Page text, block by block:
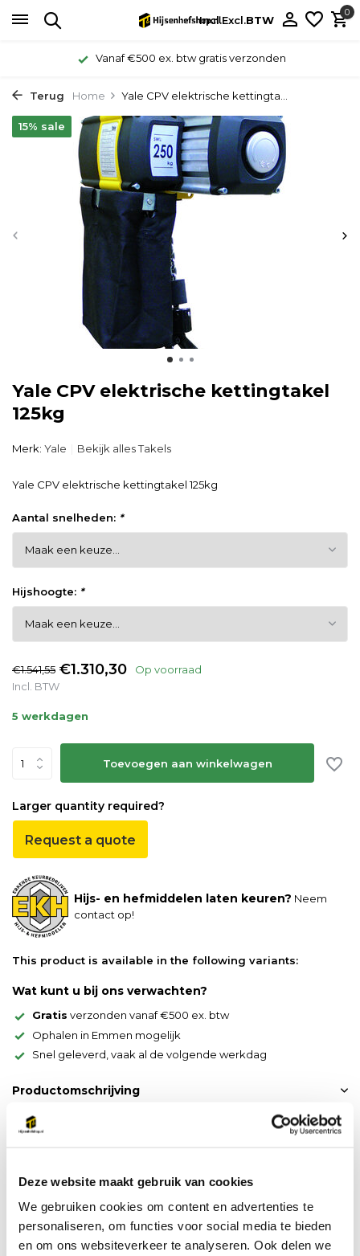
Deze website maakt gebruik van cookies
We gebruiken cookies om content en advertenties te
personaliseren, om functies voor social media te bieden
en om ons websiteverkeer te analyseren. Ook delen we
Incl.Excl.BTW
0
Vanaf €500 ex. btw gratis verzonden
Terug Home Yale CPV elektrische kettingta...
Yale CPV elektrische kettingtakel
125kg
15% sale
Merk: Yale Bekijk alles Takels
Yale CPV elektrische kettingtakel 125kg
Aantal snelheden: *
Hijshoogte: *
€1.541,55 €1.310,30
Op voorraad
Incl. BTW
5 werkdagen
Toevoegen aan winkelwagen
Larger quantity required?
Request a quote
Hijs- en hefmiddelen laten keuren? Neem
contact op!
This product is available in the following variants:
Wat kunt u bij ons verwachten?
Gratis verzonden vanaf €500 ex. btw
Ophalen in Emmen mogelijk
Snel geleverd, vaak al de volgende werkdag
Productomschrijving
Yale CPV Elektrische Kettingtakel
* Conform EN 818-7, EN12100-1/2
* Stuurstroom 42V